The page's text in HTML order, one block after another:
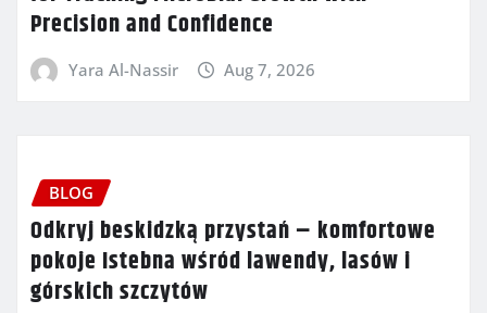
Precision and Confidence
Yara Al-Nassir Aug 7, 2026
BLOG
Odkryj beskidzką przystań – komfortowe
pokoje Istebna wśród lawendy, lasów i
górskich szczytów